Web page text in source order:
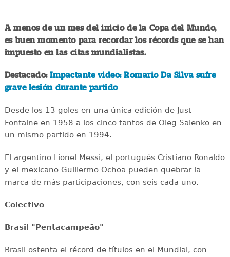
A menos de un mes del inicio de la Copa del Mundo,
es buen momento para recordar los récords que se han
impuesto en las citas mundialistas.
Destacado:Impactante video: Romario Da Silva sufre
grave lesión durante partido
Desde los 13 goles en una única edición de Just
Fontaine en 1958 a los cinco tantos de Oleg Salenko en
un mismo partido en 1994.
El argentino Lionel Messi, el portugués Cristiano Ronaldo
y el mexicano Guillermo Ochoa pueden quebrar la
marca de más participaciones, con seis cada uno.
Colectivo
Brasil "Pentacampeão"
Brasil ostenta el récord de títulos en el Mundial, con